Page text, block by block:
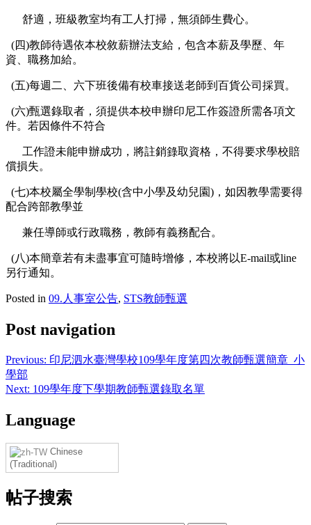
舒適，班級教室均有工人打掃，無須師生費心。
(四)教師待遇依本校敘薪辦法支給，包含本薪及學歷、年
資、職務加給。
(五)每週二、六下班後備有校車接送老師到百貨公司採買。
(六)甄選錄取者，須提供本校申辦印尼工作簽證所需各項文
件。若因條件不符合
工作證未能申辦成功，將註銷錄取資格，不得要求學校賠
償損失。
(七)本校屬全學制學校(含中小學及幼兒園)，如因教學需要得
配合跨部教學並
兼任導師或行政職務，教師有義務配合。
(八)本簡章若有未盡事宜可隨時增修，本校將以E-mail或line
另行通知。
Posted in 09.人事室公告, STS教師甄選
Post navigation
Previous: 印尼泗水臺灣學校109學年度第四次教師甄選簡章_小
學部
Next: 109學年度下學期教師甄選錄取名單
Language
Chinese
(Traditional)
帖子搜索